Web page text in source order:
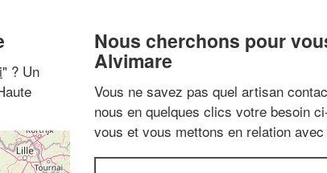
" ? Un
Nous cherchons pour
Alvimare
Vous ne savez pas quel artisan
nous en quelques clics votre besoin
vous et vous mettons en relation avec